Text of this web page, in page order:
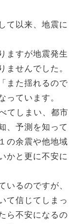
て以来、地震に
ますが地震発生
ませんでした。
また揺れるので
っています。
てしまい、都市
、予測を知って
の余震や他地域
かと更に不安に
いるのですが、
て信じてしまっ
ら不安になるの